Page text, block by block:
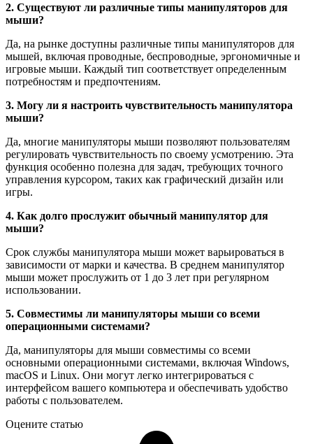
2. Существуют ли различные типы манипуляторов для
мыши?
Да, на рынке доступны различные типы манипуляторов для
мышей, включая проводные, беспроводные, эргономичные и
игровые мыши. Каждый тип соответствует определенным
потребностям и предпочтениям.
3. Могу ли я настроить чувствительность манипулятора
мыши?
Да, многие манипуляторы мыши позволяют пользователям
регулировать чувствительность по своему усмотрению. Эта
функция особенно полезна для задач, требующих точного
управления курсором, таких как графический дизайн или
игры.
4. Как долго прослужит обычный манипулятор для
мыши?
Срок службы манипулятора мыши может варьироваться в
зависимости от марки и качества. В среднем манипулятор
мыши может прослужить от 1 до 3 лет при регулярном
использовании.
5. Совместимы ли манипуляторы мыши со всеми
операционными системами?
Да, манипуляторы для мыши совместимы со всеми
основными операционными системами, включая Windows,
macOS и Linux. Они могут легко интегрироваться с
интерфейсом вашего компьютера и обеспечивать удобство
работы с пользователем.
Оцените статью